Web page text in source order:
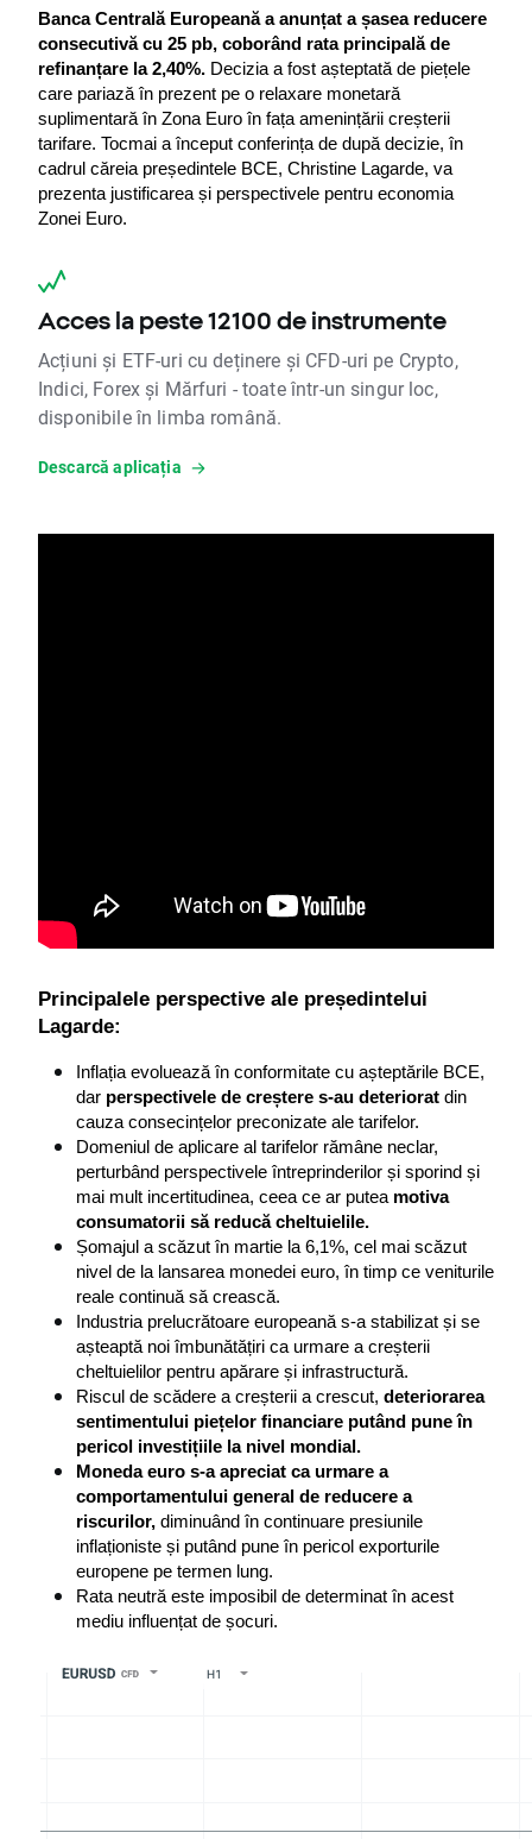
Banca Centrală Europeană a anunțat a șasea reducere
consecutivă cu 25 pb, coborând rata principală de
refinanțare la 2,40%. Decizia a fost așteptată de piețele
care pariază în prezent pe o relaxare monetară
suplimentară în Zona Euro în fața amenințării creșterii
tarifare. Tocmai a început conferința de după decizie, în
cadrul căreia președintele BCE, Christine Lagarde, va
prezenta justificarea și perspectivele pentru economia
Zonei Euro.
Acces la peste 12100 de instrumente
Acțiuni și ETF-uri cu deținere și CFD-uri pe Crypto,
Indici, Forex și Mărfuri - toate într-un singur loc,
disponibile în limba română.
Descarcă aplicația
Principalele perspective ale președintelui
Lagarde:
Inflația evoluează în conformitate cu așteptările BCE,
dar perspectivele de creștere s-au deteriorat din
cauza consecințelor preconizate ale tarifelor.
Domeniul de aplicare al tarifelor rămâne neclar,
perturbând perspectivele întreprinderilor și sporind și
mai mult incertitudinea, ceea ce ar putea motiva
consumatorii să reducă cheltuielile.
Șomajul a scăzut în martie la 6,1%, cel mai scăzut
nivel de la lansarea monedei euro, în timp ce veniturile
reale continuă să crească.
Industria prelucrătoare europeană s-a stabilizat și se
așteaptă noi îmbunătățiri ca urmare a creșterii
cheltuielilor pentru apărare și infrastructură.
Riscul de scădere a creșterii a crescut, deteriorarea
sentimentului piețelor financiare putând pune în
pericol investițiile la nivel mondial.
Moneda euro s-a apreciat ca urmare a
comportamentului general de reducere a
riscurilor, diminuând în continuare presiunile
inflaționiste și putând pune în pericol exporturile
europene pe termen lung.
Rata neutră este imposibil de determinat în acest
mediu influențat de șocuri.